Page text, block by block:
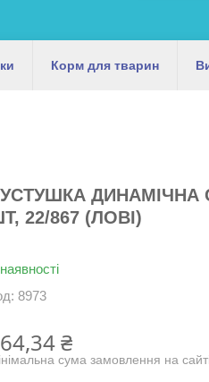
Корм для тварин
ДИНАМІЧНА
22/867 (ЛОВІ)
8973
₴
сума замовлення на